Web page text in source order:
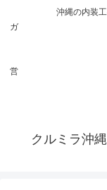
沖縄の内装
★クロス屋
クルミラ沖